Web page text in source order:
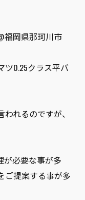
福岡県那珂川市
ツ0.25クラス平バ
れるのですが、
が必要な事が多
ご提案する事が多